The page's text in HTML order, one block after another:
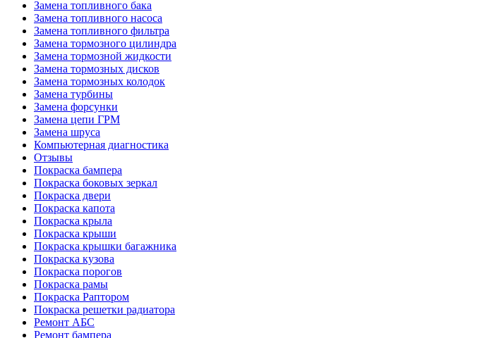
Замена топливного бака
Замена топливного насоса
Замена топливного фильтра
Замена тормозного цилиндра
Замена тормозной жидкости
Замена тормозных дисков
Замена тормозных колодок
Замена турбины
Замена форсунки
Замена цепи ГРМ
Замена шруса
Компьютерная диагностика
Отзывы
Покраска бампера
Покраска боковых зеркал
Покраска двери
Покраска капота
Покраска крыла
Покраска крыши
Покраска крышки багажника
Покраска кузова
Покраска порогов
Покраска рамы
Покраска Раптором
Покраска решетки радиатора
Ремонт АБС
Ремонт бампера